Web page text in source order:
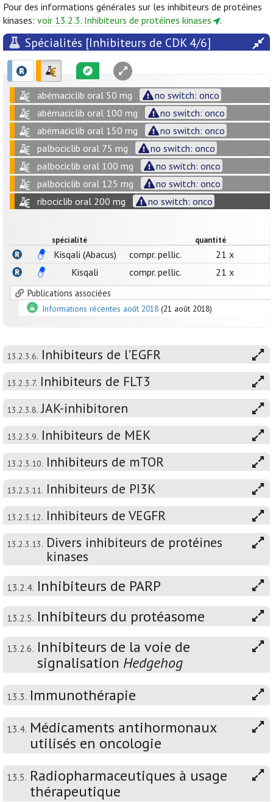
Pour des informations générales sur les inhibiteurs de protéines
kinases: voir 13.2.3. Inhibiteurs de protéines kinases .
Spécialités [Inhibiteurs de CDK 4/6]
abémaciclib oral 50 mg
no switch: onco
abémaciclib oral 100 mg
no switch: onco
abémaciclib oral 150 mg
no switch: onco
palbociclib oral 75 mg
no switch: onco
palbociclib oral 100 mg
no switch: onco
palbociclib oral 125 mg
no switch: onco
ribociclib oral 200 mg
no switch: onco
spécialité quantité
Kisqali (Abacus) compr. pellic.
21 x
Kisqali
compr. pellic. 21 x
Publications associées
Informations récentes août 2018 (21 août 2018)
13.2.3.6. Inhibiteurs de l’EGFR
13.2.3.7. Inhibiteurs de FLT3
13.2.3.8. JAK-inhibitoren
13.2.3.9. Inhibiteurs de MEK
13.2.3.10. Inhibiteurs de mTOR
13.2.3.11. Inhibiteurs de PI3K
13.2.3.12. Inhibiteurs de VEGFR
13.2.3.13. Divers inhibiteurs de protéines
kinases
13.2.4. Inhibiteurs de PARP
13.2.5. Inhibiteurs du protéasome
13.2.6. Inhibiteurs de la voie de
signalisation Hedgehog
13.3. Immunothérapie
13.4. Médicaments antihormonaux
utilisés en oncologie
13.5. Radiopharmaceutiques à usage
thérapeutique